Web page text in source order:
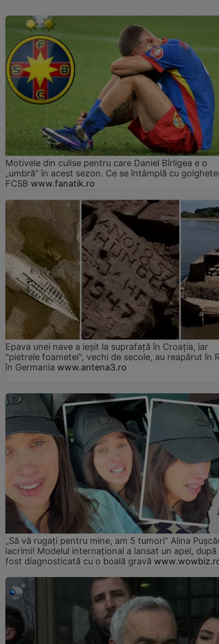
Motivele din culise pentru care Daniel Bîrligea e o
„umbră” în acest sezon. Ce se întâmplă cu
FCSB www.fanatik.ro
Epava unei nave a ieșit la suprafață în Croația, iar
"pietrele foametei", vechi de secole, au reapărut în
în Germania www.antena3.ro
„Să vă rugați pentru mine, am 5 tumori” Alina
lacrimi! Modelul internațional a lansat un apel, după
fost diagnosticată cu o boală gravă